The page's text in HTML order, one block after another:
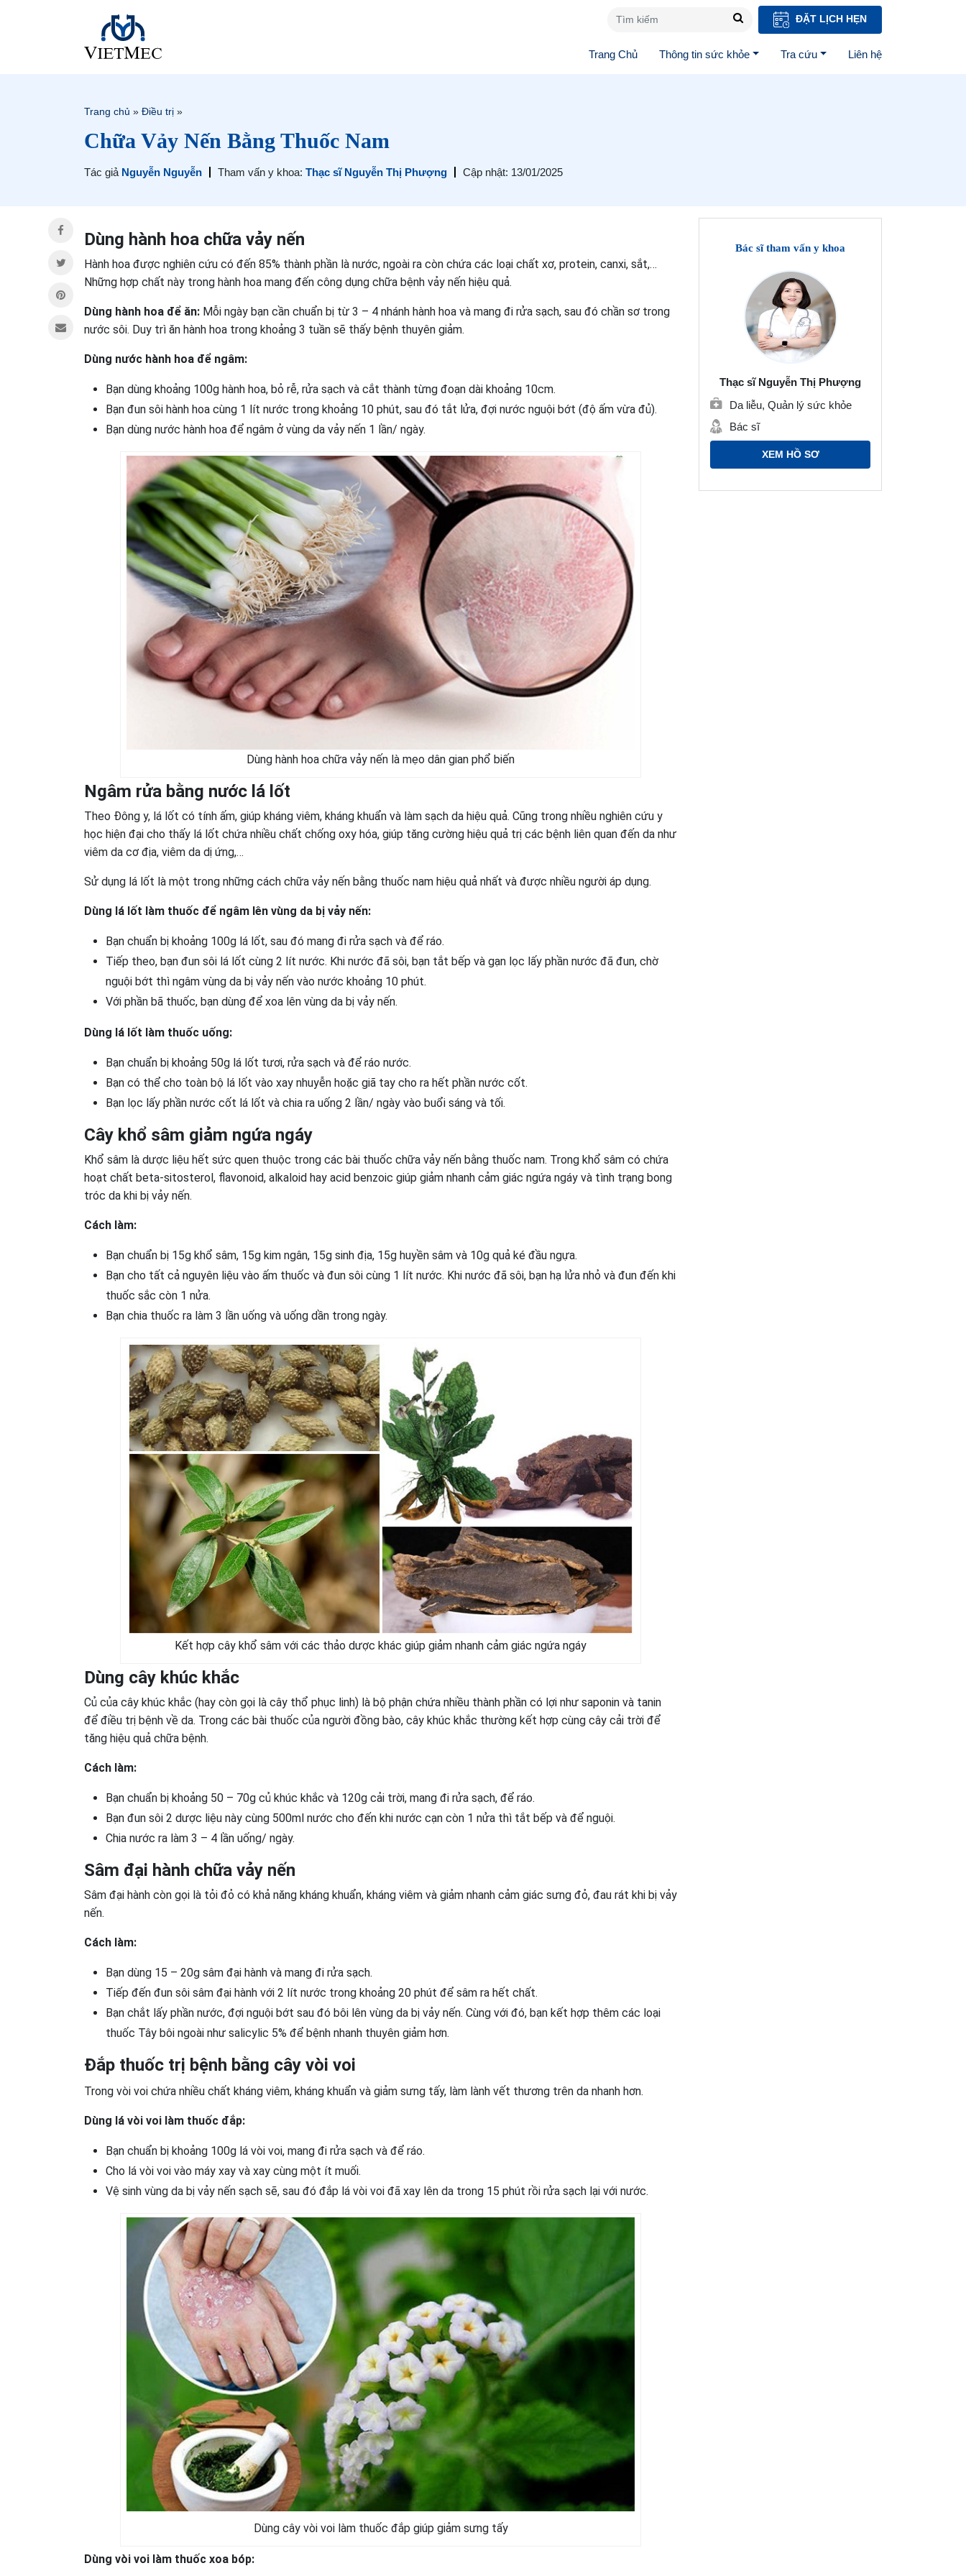
ĐẶT LỊCH HẸN
Trang Chủ Thông tin sức khỏe Tra cứu Liên hệ
Trang chủ » Điều trị »
Chữa Vảy Nến Bằng Thuốc Nam
Tác giả Nguyễn Nguyễn Tham vấn y khoa: Thạc sĩ Nguyễn Thị Phượng Cập nhật: 13/01/2025
Dùng hành hoa chữa vảy nến
Hành hoa được nghiên cứu có đến 85% thành phần là nước, ngoài ra còn chứa các loại chất xơ, protein, canxi, sắt,…
Những hợp chất này trong hành hoa mang đến công dụng chữa bệnh vảy nến hiệu quả.
Dùng hành hoa để ăn: Mỗi ngày bạn cần chuẩn bị từ 3 – 4 nhánh hành hoa và mang đi rửa sạch, sau đó chần sơ trong
nước sôi. Duy trì ăn hành hoa trong khoảng 3 tuần sẽ thấy bệnh thuyên giảm.
Dùng nước hành hoa để ngâm:
Bạn dùng khoảng 100g hành hoa, bỏ rễ, rửa sạch và cắt thành từng đoạn dài khoảng 10cm.
Bạn đun sôi hành hoa cùng 1 lít nước trong khoảng 10 phút, sau đó tắt lửa, đợi nước nguội bớt (độ ấm vừa đủ).
Bạn dùng nước hành hoa để ngâm ở vùng da vảy nến 1 lần/ ngày.
Dùng hành hoa chữa vảy nến là mẹo dân gian phổ biến
Ngâm rửa bằng nước lá lốt
Theo Đông y, lá lốt có tính ấm, giúp kháng viêm, kháng khuẩn và làm sạch da hiệu quả. Cũng trong nhiều nghiên cứu y
học hiện đại cho thấy lá lốt chứa nhiều chất chống oxy hóa, giúp tăng cường hiệu quả trị các bệnh liên quan đến da như
viêm da cơ địa, viêm da dị ứng,…
Sử dụng lá lốt là một trong những cách chữa vảy nến bằng thuốc nam hiệu quả nhất và được nhiều người áp dụng.
Dùng lá lốt làm thuốc để ngâm lên vùng da bị vảy nến:
Bạn chuẩn bị khoảng 100g lá lốt, sau đó mang đi rửa sạch và để ráo.
Tiếp theo, bạn đun sôi lá lốt cùng 2 lít nước. Khi nước đã sôi, bạn tắt bếp và gạn lọc lấy phần nước đã đun, chờ
nguội bớt thì ngâm vùng da bị vảy nến vào nước khoảng 10 phút.
Với phần bã thuốc, bạn dùng để xoa lên vùng da bị vảy nến.
Dùng lá lốt làm thuốc uống:
Bạn chuẩn bị khoảng 50g lá lốt tươi, rửa sạch và để ráo nước.
Bạn có thể cho toàn bộ lá lốt vào xay nhuyễn hoặc giã tay cho ra hết phần nước cốt.
Bạn lọc lấy phần nước cốt lá lốt và chia ra uống 2 lần/ ngày vào buổi sáng và tối.
Cây khổ sâm giảm ngứa ngáy
Khổ sâm là dược liệu hết sức quen thuộc trong các bài thuốc chữa vảy nến bằng thuốc nam. Trong khổ sâm có chứa
hoạt chất beta-sitosterol, flavonoid, alkaloid hay acid benzoic giúp giảm nhanh cảm giác ngứa ngáy và tình trạng bong
tróc da khi bị vảy nến.
Cách làm:
Bạn chuẩn bị 15g khổ sâm, 15g kim ngân, 15g sinh địa, 15g huyền sâm và 10g quả ké đầu ngựa.
Bạn cho tất cả nguyên liệu vào ấm thuốc và đun sôi cùng 1 lít nước. Khi nước đã sôi, bạn hạ lửa nhỏ và đun đến khi
thuốc sắc còn 1 nửa.
Bạn chia thuốc ra làm 3 lần uống và uống dần trong ngày.
Kết hợp cây khổ sâm với các thảo dược khác giúp giảm nhanh cảm giác ngứa ngáy
Dùng cây khúc khắc
Củ của cây khúc khắc (hay còn gọi là cây thổ phục linh) là bộ phận chứa nhiều thành phần có lợi như saponin và tanin
để điều trị bệnh về da. Trong các bài thuốc của người đồng bào, cây khúc khắc thường kết hợp cùng cây cải trời để
tăng hiệu quả chữa bệnh.
Cách làm:
Bạn chuẩn bị khoảng 50 – 70g củ khúc khắc và 120g cải trời, mang đi rửa sạch, để ráo.
Bạn đun sôi 2 dược liệu này cùng 500ml nước cho đến khi nước cạn còn 1 nửa thì tắt bếp và để nguội.
Chia nước ra làm 3 – 4 lần uống/ ngày.
Sâm đại hành chữa vảy nến
Sâm đại hành còn gọi là tỏi đỏ có khả năng kháng khuẩn, kháng viêm và giảm nhanh cảm giác sưng đỏ, đau rát khi bị vảy
nến.
Cách làm:
Bạn dùng 15 – 20g sâm đại hành và mang đi rửa sạch.
Tiếp đến đun sôi sâm đại hành với 2 lít nước trong khoảng 20 phút để sâm ra hết chất.
Bạn chắt lấy phần nước, đợi nguội bớt sau đó bôi lên vùng da bị vảy nến. Cùng với đó, bạn kết hợp thêm các loại
thuốc Tây bôi ngoài như salicylic 5% để bệnh nhanh thuyên giảm hơn.
Đắp thuốc trị bệnh bằng cây vòi voi
Trong vòi voi chứa nhiều chất kháng viêm, kháng khuẩn và giảm sưng tấy, làm lành vết thương trên da nhanh hơn.
Dùng lá vòi voi làm thuốc đắp:
Bạn chuẩn bị khoảng 100g lá vòi voi, mang đi rửa sạch và để ráo.
Cho lá vòi voi vào máy xay và xay cùng một ít muối.
Vệ sinh vùng da bị vảy nến sạch sẽ, sau đó đắp lá vòi voi đã xay lên da trong 15 phút rồi rửa sạch lại với nước.
Dùng cây vòi voi làm thuốc đắp giúp giảm sưng tấy
Dùng vòi voi làm thuốc xoa bóp:
Bác sĩ tham vấn y khoa
Thạc sĩ Nguyễn Thị Phượng
Da liễu, Quản lý sức khỏe
Bác sĩ
XEM HỒ SƠ